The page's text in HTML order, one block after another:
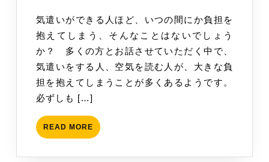
き
る
人
の
負
月
2
日
気遣いができる人ほど、いつの間にか負担を
抱えてしまう、そんなことはないでしょう
か？ 多くの方とお話させていただく中で、
気遣いをする人、空気を読む人が、大きな負
担を抱えてしまうことが多くあるようです。
必ずしも […]
READ MORE READ
MORE